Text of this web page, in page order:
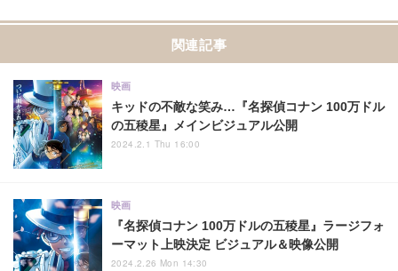
関連記事
キッドの不敵な笑み…『名探偵コナン 100万ドル
の五稜星』メインビジュアル公開
映画
2024.2.1 Thu 16:00
『名探偵コナン 100万ドルの五稜星』ラージフォ
ーマット上映決定 ビジュアル＆映像公開
映画
2024.2.26 Mon 14:30